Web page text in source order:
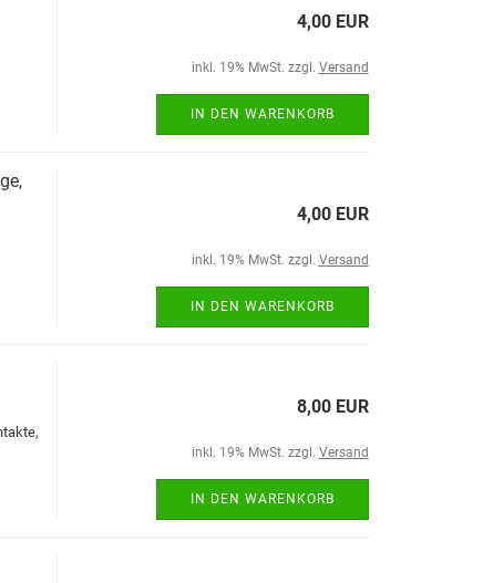
4,00 EUR
inkl. 19% MwSt. zzgl. Versand
IN DEN WARENKORB
4,00 EUR
inkl. 19% MwSt. zzgl. Versand
IN DEN WARENKORB
8,00 EUR
inkl. 19% MwSt. zzgl. Versand
IN DEN WARENKORB